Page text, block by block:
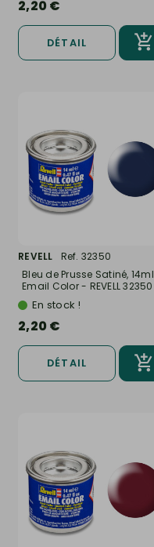
2,20 €
DÉTAIL
REVELL
Ref. 32350
Bleu de Prusse Satiné, 14ml
Email Color - REVELL 32350
En stock !
2,20 €
DÉTAIL